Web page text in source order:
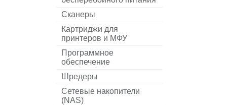
Сканеры
Картриджи для
принтеров и МФУ
Программное
обеспечение
Шредеры
Сетевые накопители
(NAS)